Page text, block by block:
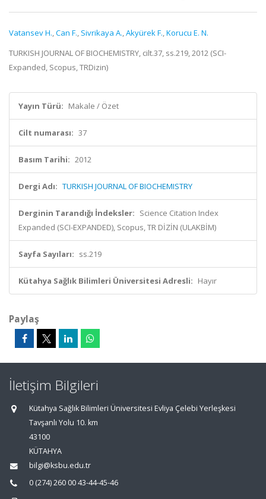
Vatansev H.,Can F., Sivrikaya A.,Akyürek F.,Korucu E. N.
TURKISH JOURNAL OF BIOCHEMISTRY, cilt.37, ss.219, 2012 (SCI-
Expanded, Scopus, TRDizin)
Yayın Türü: Makale / Özet
Cilt numarası: 37
Basım Tarihi: 2012
Dergi Adı: TURKISH JOURNAL OF BIOCHEMISTRY
Derginin Tarandığı İndeksler: Science Citation Index
Expanded (SCI-EXPANDED), Scopus, TR DİZİN (ULAKBİM)
Sayfa Sayıları: ss.219
Kütahya Sağlık Bilimleri Üniversitesi Adresli: Hayır
Paylaş
İletişim Bilgileri
Kütahya Sağlık Bilimleri Üniversitesi Evliya Çelebi Yerleşkesi
Tavşanlı Yolu 10. km
43100
KÜTAHYA
bilgi@ksbu.edu.tr
0 (274) 260 00 43-44-45-46